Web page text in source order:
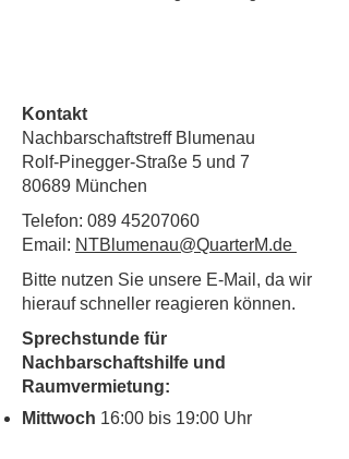
Kontakt
Nachbarschaftstreff Blumenau
Rolf-Pinegger-Straße 5 und 7
80689 München
Telefon: 089 45207060
Email: NTBlumenau@QuarterM.de
Bitte nutzen Sie unsere E-Mail, da wir
hierauf schneller reagieren können.
Sprechstunde für
Nachbarschaftshilfe und
Raumvermietung:
Mittwoch 16:00 bis 19:00 Uhr